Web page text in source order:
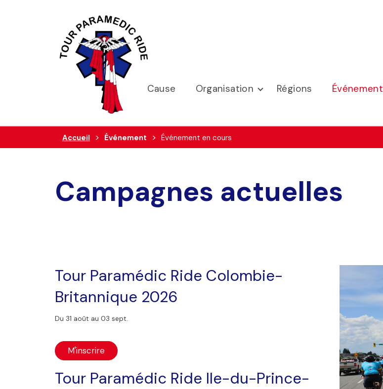
Cause Organisation Régions Événement
Accueil Événement Événement en cours
Campagnes actuelles
Tour Paramédic Ride Colombie-
Britannique 2026
Du 31 août au 03 sept.
M'inscrire
Tour Paramédic Ride Ile-du-Prince-